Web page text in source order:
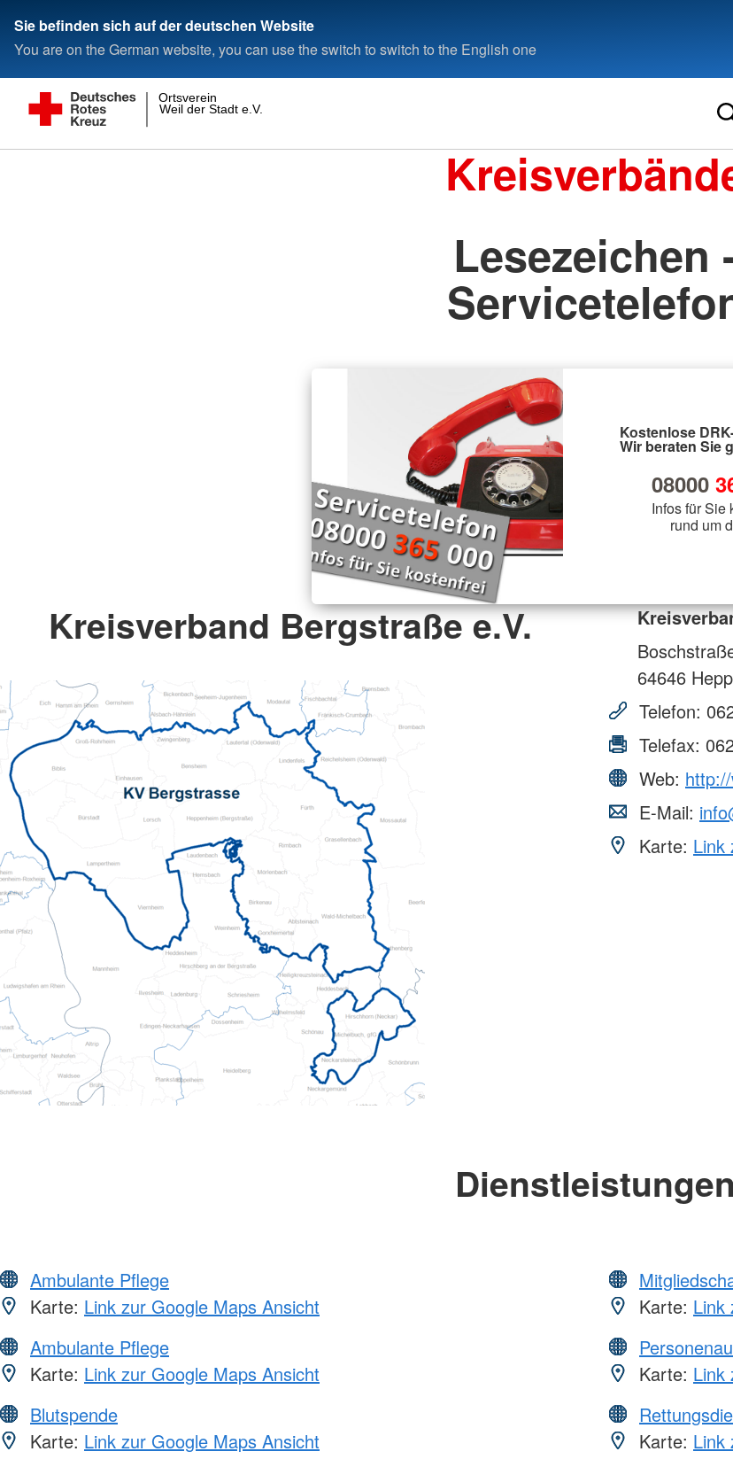
Sie befinden sich auf der deutschen Website
You are on the German website, you can use the switch to switch to the English one
Weil der Stadt e.V.
Ortsverein
Lesezeichen
Kostenlose
Wir beraten Sie
08000
Infos für Sie
rund um
Kreisverband Bergstraße e.V.
64646
Telefon:
Telefax:
Web:
E-Mail:
Karte: Link
Dienstleistungen
Ambulante Pflege
Karte: Link zur Google Maps Ansicht
Ambulante Pflege
Karte: Link zur Google Maps Ansicht
Blutspende
Karte: Link zur Google Maps Ansicht
Karte: Link
Karte: Link
Karte: Link